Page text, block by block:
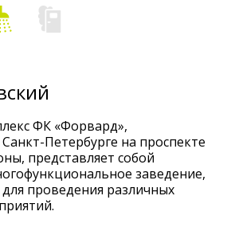
ФК «Форвард»,
Петербурге на проспекте
представляет собой
заведение,
проведения различных